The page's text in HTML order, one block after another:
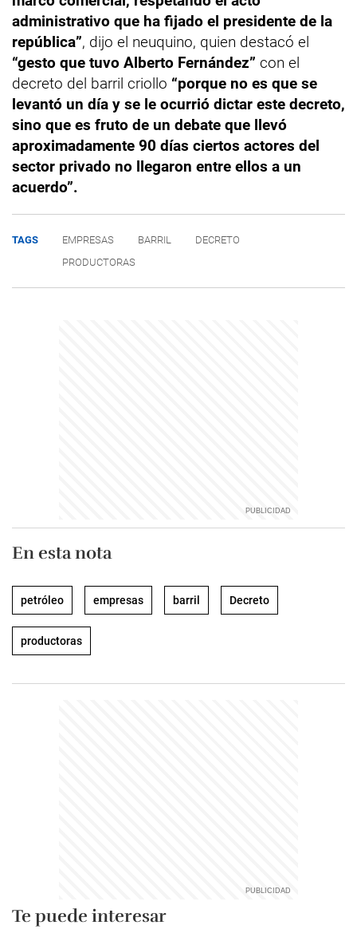
administrativo que ha fijado el presidente de la
república”, dijo el neuquino, quien destacó el
“gesto que tuvo Alberto Fernández” con el
decreto del barril criollo “porque no es que se
levantó un día y se le ocurrió dictar este decreto,
sino que es fruto de un debate que llevó
aproximadamente 90 días ciertos actores del
sector privado no llegaron entre ellos a un
acuerdo”.
TAGS EMPRESAS BARRIL
DECRETO
PRODUCTORAS
En esta nota
petróleo empresas barril Decreto
productoras
Te puede interesar